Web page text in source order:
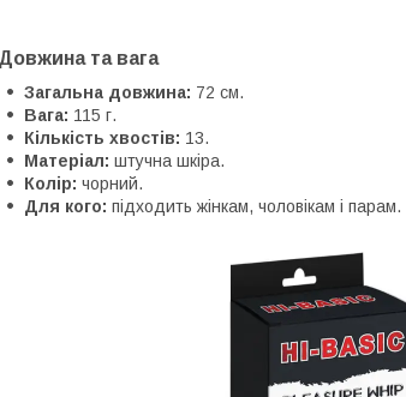
Довжина та вага
Загальна довжина: 72 см.
Вага: 115 г.
Кількість хвостів: 13.
Матеріал: штучна шкіра.
Колір: чорний.
Для кого: підходить жінкам, чоловікам і парам.